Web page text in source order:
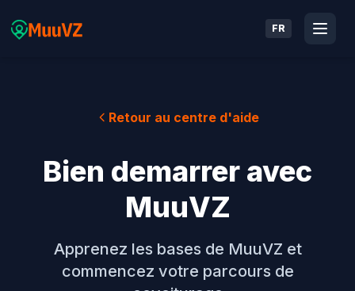
FR
Retour au centre d'aide
Bien demarrer avec
MuuVZ
Apprenez les bases de MuuVZ et
commencez votre parcours de